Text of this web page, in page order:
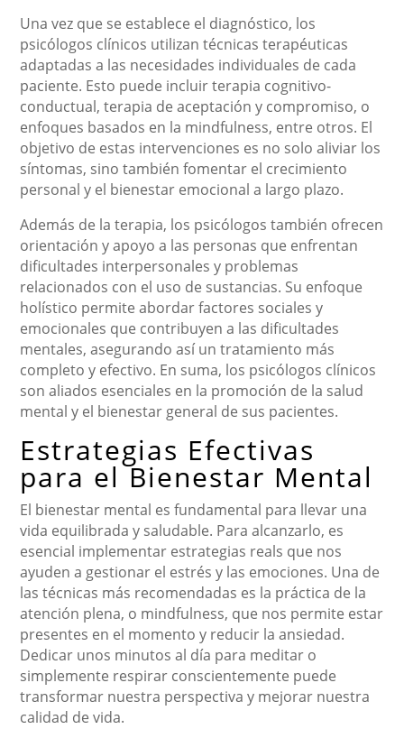
Una vez que se establece el diagnóstico, los
psicólogos clínicos utilizan técnicas terapéuticas
adaptadas a las necesidades individuales de cada
paciente. Esto puede incluir terapia cognitivo-
conductual, terapia de aceptación y compromiso, o
enfoques basados en la mindfulness, entre otros. El
objetivo de estas intervenciones es no solo aliviar los
síntomas, sino también fomentar el crecimiento
personal y el bienestar emocional a largo plazo.
Además de la terapia, los psicólogos también ofrecen
orientación y apoyo a las personas que enfrentan
dificultades interpersonales y problemas
relacionados con el uso de sustancias. Su enfoque
holístico permite abordar factores sociales y
emocionales que contribuyen a las dificultades
mentales, asegurando así un tratamiento más
completo y efectivo. En suma, los psicólogos clínicos
son aliados esenciales en la promoción de la salud
mental y el bienestar general de sus pacientes.
Estrategias Efectivas
para el Bienestar Mental
El bienestar mental es fundamental para llevar una
vida equilibrada y saludable. Para alcanzarlo, es
esencial implementar estrategias reals que nos
ayuden a gestionar el estrés y las emociones. Una de
las técnicas más recomendadas es la práctica de la
atención plena, o mindfulness, que nos permite estar
presentes en el momento y reducir la ansiedad.
Dedicar unos minutos al día para meditar o
simplemente respirar conscientemente puede
transformar nuestra perspectiva y mejorar nuestra
calidad de vida.